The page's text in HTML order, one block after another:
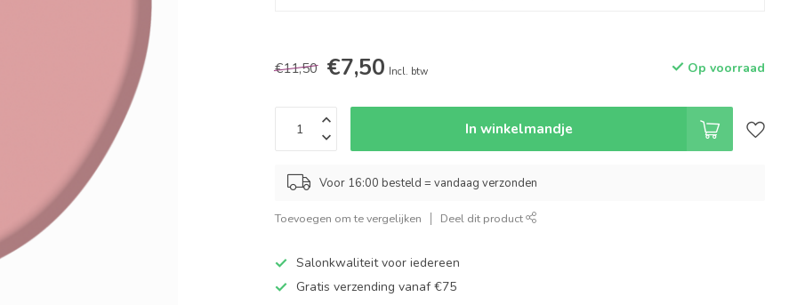
€11,50 €7,50 Incl. btw Op voorraad
In winkelmandje
Voor 16:00 besteld = vandaag verzonden
Toevoegen om te vergelijken Deel dit product
Salonkwaliteit voor iedereen
Gratis verzending vanaf €75